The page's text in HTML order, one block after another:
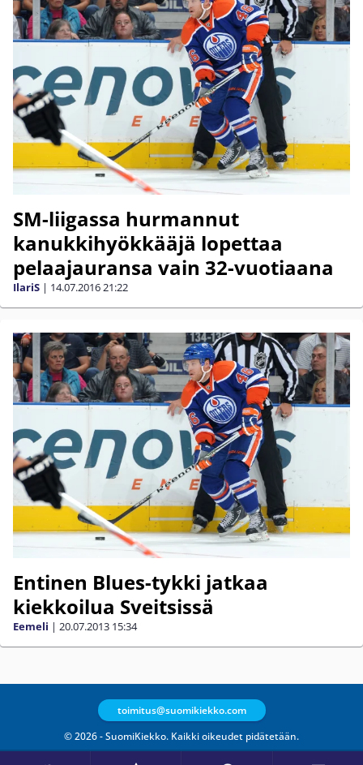
SM-liigassa hurmannut
kanukkihyökkääjä lopettaa
pelaajauransa vain 32-vuotiaana
IlariS | 14.07.201621:22
Entinen Blues-tykki jatkaa
kiekkoilua Sveitsissä
Eemeli | 20.07.2013 15:34
© 2026 - SuomiKiekko. Kaikki oikeudet pidätetään.
toimitus@suomikiekko.com